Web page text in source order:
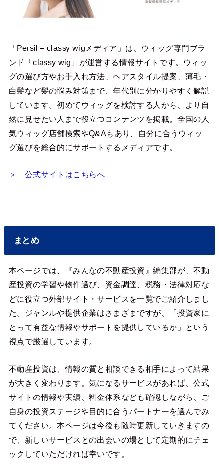
「Persil – classy wigメディア」は、ウィッグ専門ブラ
ンド「classy wig」が運営する情報サイトです。ウィッ
グの選び方やお手入れ方法、ヘアスタイル提案、薄毛・
白髪など髪の悩み対策まで、年代別に分かりやすく解説
しています。初めてウィッグを検討する人から、より自
然に見せたい人まで役立つコンテンツを掲載。全国の人
気ウィッグ店舗検索やQ&Aもあり、自分に合うウィッ
グ選びを総合的にサポートするメディアです。
＞ 公式サイトはこちらへ
まとめ
本ページでは、『みんなの不動産投資』編集部が、不動
産投資の学習や物件選び、資金調達、税務・法律対応な
どに役立つ外部サイト・サービスを一覧でご紹介しまし
た。ジャンルや提供企業はさまざまですが、「投資家に
とって有益な情報やサポートを提供しているか」という
視点で厳選しています。
不動産投資は、情報の質と相談できる相手によって結果
が大きく変わります。気になるサービスがあれば、公式
サイトの情報や実績、料金体系なども確認しながら、ご
自身の投資ステージや目的に合うパートナーを選んでみ
てください。本ページは今後も随時更新していきますの
で、新しいサービスとの出会いの場として定期的にチェ
ックしていただければ幸いです。